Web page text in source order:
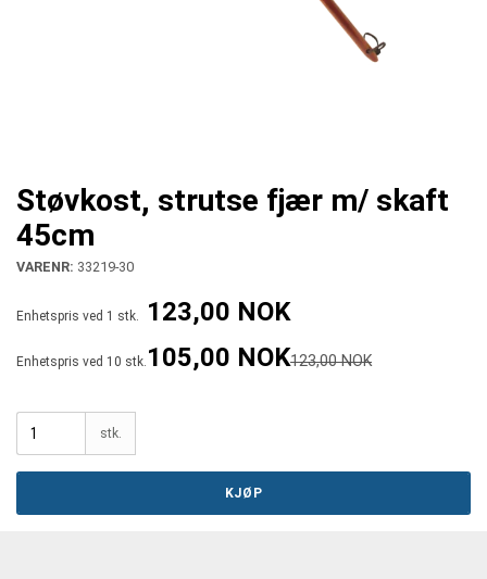
Støvkost, strutse fjær m/ skaft
45cm
VARENR: 33219-30
Enhetspris ved 1 stk. 123,00 NOK
Enhetspris ved 10 stk. 105,00 NOK123,00 NOK
stk.
KJØP